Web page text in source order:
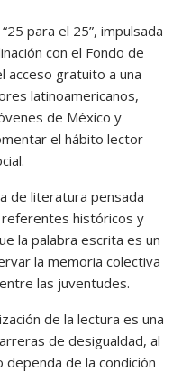
para el 25”, impulsada
con el Fondo de
acceso gratuito a una
latinoamericanos,
de México y
el hábito lector
de literatura pensada
referentes históricos y
la palabra escrita es un
la memoria colectiva
las juventudes.
de la lectura es una
de desigualdad, al
de la condición